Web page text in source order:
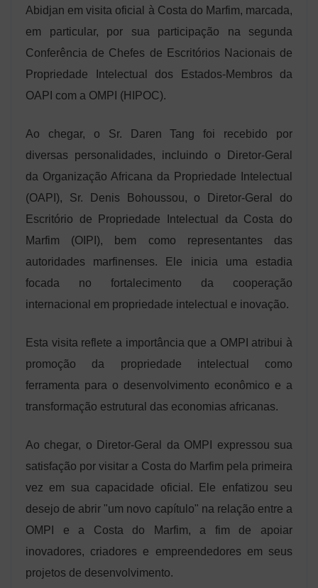
Abidjan em visita oficial à Costa do Marfim, marcada,
em particular, por sua participação na segunda
Conferência de Chefes de Escritórios Nacionais de
Propriedade Intelectual dos Estados-Membros da
OAPI com a OMPI (HIPOC).
Ao chegar, o Sr. Daren Tang foi recebido por
diversas personalidades, incluindo o Diretor-Geral
da Organização Africana da Propriedade Intelectual
(OAPI), Sr. Denis Bohoussou, o Diretor-Geral do
Escritório de Propriedade Intelectual da Costa do
Marfim (OIPI), bem como representantes das
autoridades marfinenses. Ele inicia uma estadia
focada no fortalecimento da cooperação
internacional em propriedade intelectual e inovação.
Esta visita reflete a importância que a OMPI atribui à
promoção da propriedade intelectual como
ferramenta para o desenvolvimento econômico e a
transformação estrutural das economias africanas.
Ao chegar, o Diretor-Geral da OMPI expressou sua
satisfação por visitar a Costa do Marfim pela primeira
vez em sua capacidade oficial. Ele enfatizou seu
desejo de abrir "um novo capítulo" na relação entre a
OMPI e a Costa do Marfim, a fim de apoiar
inovadores, criadores e empreendedores em seus
projetos de desenvolvimento.